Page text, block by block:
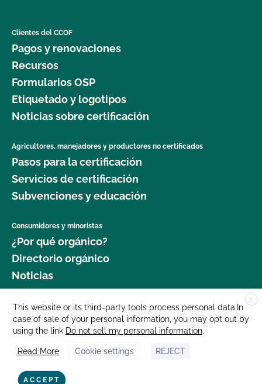
Clientes del CCOF
Pagos y renovaciones
Recursos
Formularios OSP
Etiquetado y logotipos
Noticias sobre certificación
Agricultores, manejadores y productores no certificados
Pasos para la certificación
Servicios de certificación
Subvenciones y educación
Consumidores y minoristas
¿Por qué orgánico?
Directorio orgánico
Noticias
Donar
Carreras profesionales
Sala de prensa
Contáctenos
877 Cedar Street, Suite 248, Santa Cruz, CA 95060 © 2025 CCOF.org
X
This website or its third-party tools process personal data.In
case of sale of your personal information, you may opt out by
using the link Do not sell my personal information.
Read More Cookie settings REJECT
ACCEPT